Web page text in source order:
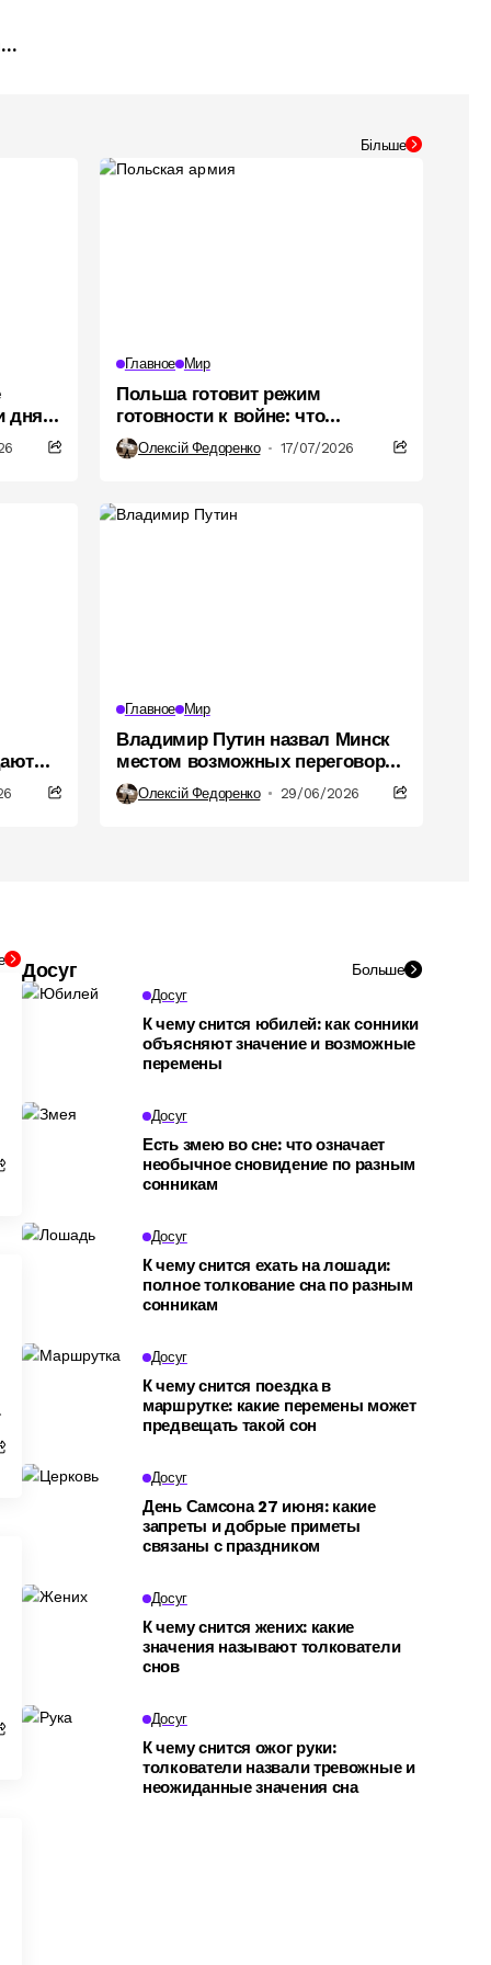
Більше
дня:
Главное Мир
Польша готовит режим
готовности к войне: что
предусматривает закон
Олексій Федоренко 17/07/2026
Главное Мир
Владимир Путин назвал Минск
местом возможных переговоров
с Владимиром Зеленским
Олексій Федоренко 29/06/2026
Досуг Больше
Досуг
К чему снится юбилей: как сонники
объясняют значение и возможные
перемены
Досуг
Есть змею во сне: что означает
необычное сновидение по разным
сонникам
Досуг
К чему снится ехать на лошади:
полное толкование сна по разным
сонникам
Досуг
К чему снится поездка в
маршрутке: какие перемены может
предвещать такой сон
Досуг
День Самсона 27 июня: какие
запреты и добрые приметы
связаны с праздником
Досуг
К чему снится жених: какие
значения называют толкователи
снов
Досуг
К чему снится ожог руки:
толкователи назвали тревожные и
неожиданные значения сна